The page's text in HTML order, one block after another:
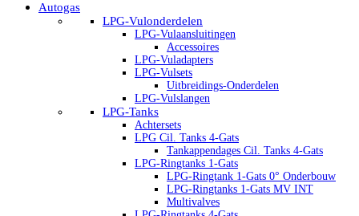
Autogas
LPG-Vulonderdelen
LPG-Vulaansluitingen
Accessoires
LPG-Vuladapters
LPG-Vulsets
Uitbreidings-Onderdelen
LPG-Vulslangen
LPG-Tanks
Achtersets
LPG Cil. Tanks 4-Gats
Tankappendages Cil. Tanks 4-Gats
LPG-Ringtanks 1-Gats
LPG-Ringtank 1-Gats 0° Onderbouw
LPG-Ringtanks 1-Gats MV INT
Multivalves